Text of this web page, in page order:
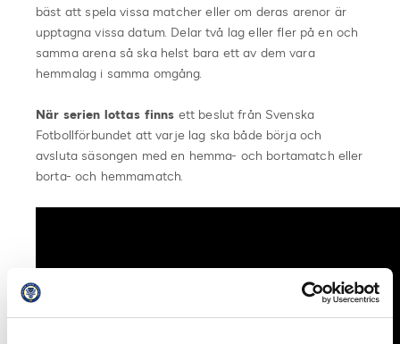
bäst att spela vissa matcher eller om deras arenor är
upptagna vissa datum. Delar två lag eller fler på en och
samma arena så ska helst bara ett av dem vara
hemmalag i samma omgång.
När serien lottas finns ett beslut från Svenska
Fotbollförbundet att varje lag ska både börja och
avsluta säsongen med en hemma- och bortamatch eller
borta- och hemmamatch.